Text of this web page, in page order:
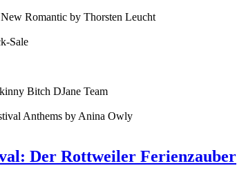
Romantic by Thorsten Leucht
Sale
Bitch DJane Team
Anthems by Anina Owly
Der Rottweiler Ferienzauber